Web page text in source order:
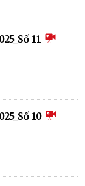
11
10